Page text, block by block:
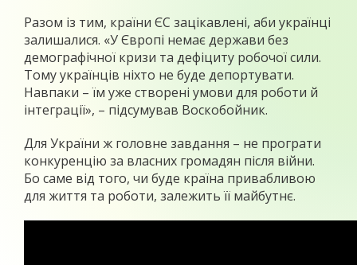
Разом із тим, країни ЄС зацікавлені, аби українці
залишалися. «У Європі немає держави без
демографічної кризи та дефіциту робочої сили.
Тому українців ніхто не буде депортувати.
Навпаки – їм уже створені умови для роботи й
інтеграції», – підсумував Воскобойник.
Для України ж головне завдання – не програти
конкуренцію за власних громадян після війни.
Бо саме від того, чи буде країна привабливою
для життя та роботи, залежить її майбутнє.